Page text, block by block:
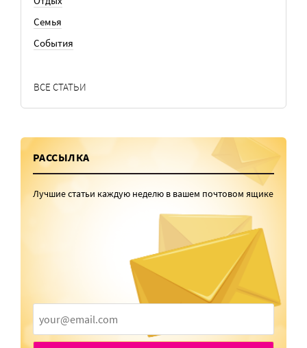
Семья
События
ВСЕ СТАТЬИ
РАССЫЛКА
Лучшие статьи каждую неделю в вашем почтовом ящике